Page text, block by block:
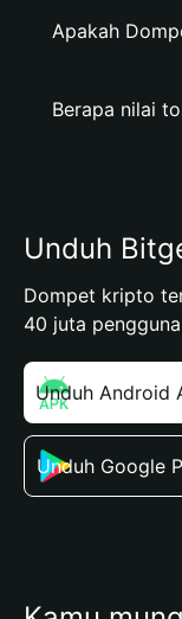
Apakah
Berapa nilai
Unduh
Dompet kripto
40 juta pengguna
Unduh Android
Unduh Google